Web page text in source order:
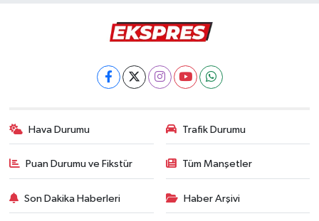
Hava Durumu Trafik Durumu
Puan Durumu ve Fikstür Tüm Manşetler
Son Dakika Haberleri Haber Arşivi